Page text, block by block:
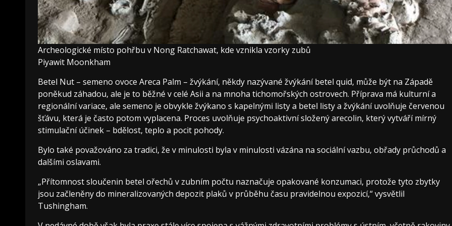
Archeologické místo pohřbu v Nong Ratchawat, kde vznikla vzorky zubů
Piyawit Moonkham
Betel Nut – semeno ovoce Areca Palm – žvýkání, někdy nazývané žvýkání betel quid, může být na Západě
poněkud záhadou, ale je to běžné v celé Asii a na mnoha tichomořských ostrovech. Příprava má kulturní a
regionální variace, ale semeno je obvykle žvýkano s kapelnými listy a betel listy a žvýkání uvolňuje červenou
šťávu, která je často potom vyplacena. Proces uvolňuje psychoaktivní složený arecolin, který vytváří mírný
stimulační účinek – bdělost, teplo a pocit pohody.
Bylo také považováno za tradici, že v minulosti byla v minulosti vázána na sociální vazbu, obřady průchodů a
dalšími oslavami.
„Přítomnost sloučenin betel ořechů v zubním počtu naznačuje opakované konzumaci, protože tyto zbytky
jsou začleněny do mineralizovaných depozit plaků v průběhu času pravidelnou expozicí,“ vysvětlil
Tushingham.